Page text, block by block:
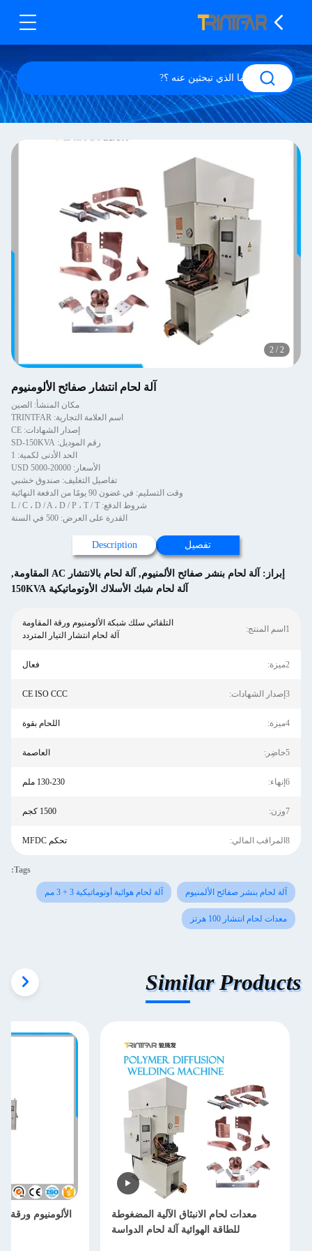
2
/
2
آلة لحام انتشار صفائح الألومنيوم
مكان المنشأ: الصين
اسم العلامة التجارية: TRINTFAR
إصدار الشهادات: CE
رقم الموديل: SD-150KVA
الحد الأدنى لكمية: 1
الأسعار: USD 5000-20000
تفاصيل التغليف: صندوق خشبي
وقت التسليم: في غضون 90 يومًا من الدفعة النهائية
شروط الدفع: L / C ، D / A ، D / P ، T / T
القدرة على العرض: 500 في السنة
تفصيل Description
إبراز: آلة لحام بنشر صفائح الألمنيوم, آلة لحام بالانتشار AC المقاومة
,
آلة لحام شبك الأسلاك الأوتوماتيكية 150KVA
1اسم المنتج:
التلقائي سلك شبكة الألومنيوم ورقة المقاومة
آلة لحام انتشار التيار المتردد
2ميزة: فعال
3إصدار الشهادات: CE ISO CCC
4ميزة: اللحام بقوة
5حاضِر: العاصمة
6إنهاء: 130-230 ملم
7وزن: 1500 كجم
8المراقب المالي: تحكم MFDC
Tags:
آلة لحام بنشر صفائح الألمنيوم آلة لحام هوائية أوتوماتيكية 3 + 3 مم
معدات لحام انتشار 100 هرتز
Similar Products
معدات لحام الانبثاق الآلية المضغوطة
للطاقة الهوائية آلة لحام الدواسة
الألومنيوم ورقة